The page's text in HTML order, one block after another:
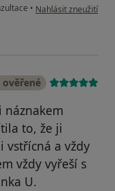
• podle názoru
Nahlásit zneužití
ověřené
to, že ji
vstřícná a vždy
vždy vyřeší s
U.